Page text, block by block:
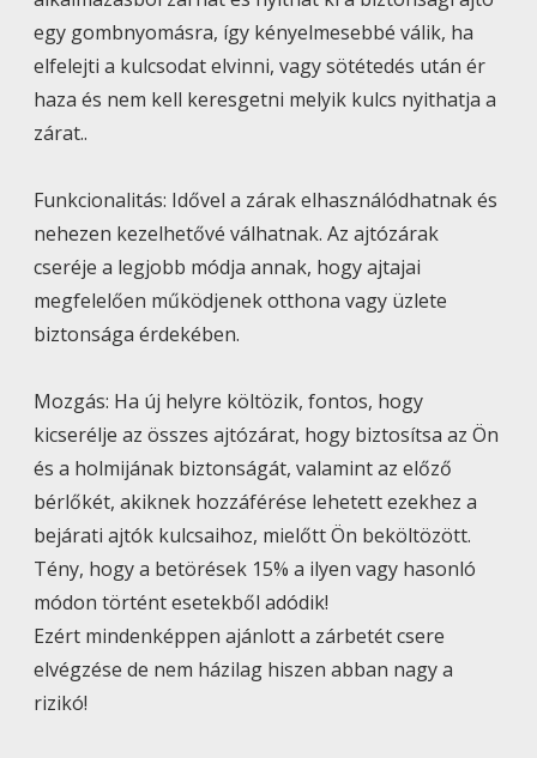
egy gombnyomásra, így kényelmesebbé válik, ha
elfelejti a kulcsodat elvinni, vagy sötétedés után ér
haza és nem kell keresgetni melyik kulcs nyithatja a
zárat..
Funkcionalitás: Idővel a zárak elhasználódhatnak és
nehezen kezelhetővé válhatnak. Az ajtózárak
cseréje a legjobb módja annak, hogy ajtajai
megfelelően működjenek otthona vagy üzlete
biztonsága érdekében.
Mozgás: Ha új helyre költözik, fontos, hogy
kicserélje az összes ajtózárat, hogy biztosítsa az Ön
és a holmijának biztonságát, valamint az előző
bérlőkét, akiknek hozzáférése lehetett ezekhez a
bejárati ajtók kulcsaihoz, mielőtt Ön beköltözött.
Tény, hogy a betörések 15% a ilyen vagy hasonló
módon történt esetekből adódik!
Ezért mindenképpen ajánlott a zárbetét csere
elvégzése de nem házilag hiszen abban nagy a
rizikó!